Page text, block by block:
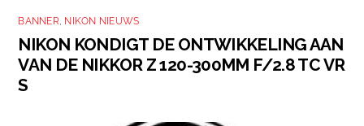
BANNER, NIKON NIEUWS
NIKON KONDIGT DE ONTWIKKELING AAN
VAN DE NIKKOR Z 120-300MM F/2.8 TC VR
S